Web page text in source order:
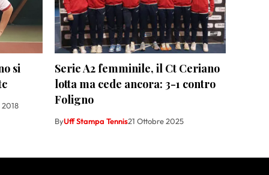
si
2018
Serie A2 femminile, il Ct Ceriano
lotta ma cede ancora: 3-1 contro
Foligno
ByUff Stampa Tennis21 Ottobre 2025